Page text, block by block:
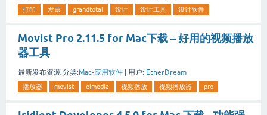
打印 发票 grandtotal 设计 设计工具 设计软件
Movist Pro 2.11.5 for Mac下载 – 好用的视频播放
器工具
最新发布资源 分类:Mac-应用软件 | 用户: EtherDream
播放器 movist elmedia 视频播放 视频播放器 pro